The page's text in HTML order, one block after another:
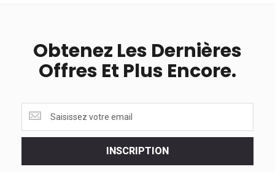
Obtenez Les Dernières
Offres Et Plus Encore.
les
dernières
INSCRIPTION